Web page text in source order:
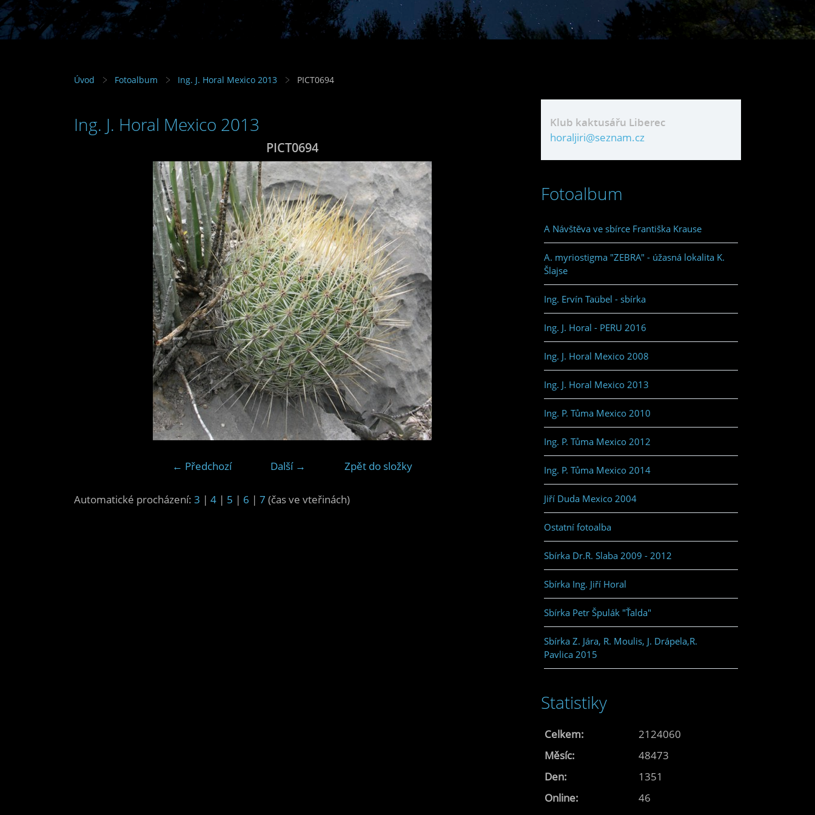
Úvod Fotoalbum Ing. J. Horal Mexico 2013 PICT0694
Ing. J. Horal Mexico 2013
PICT0694
← Předchozí Další → Zpět do složky
Automatické procházení: 3 | 4 | 5 | 6 | 7 (čas ve vteřinách)
Klub kaktusářu Liberec
horaljiri@seznam.cz
Fotoalbum
A Návštěva ve sbírce Františka Krause
A. myriostigma "ZEBRA" - úžasná lokalita K.
Šlajse
Ing. Ervín Taübel - sbírka
Ing. J. Horal - PERU 2016
Ing. J. Horal Mexico 2008
Ing. J. Horal Mexico 2013
Ing. P. Tůma Mexico 2010
Ing. P. Tůma Mexico 2012
Ing. P. Tůma Mexico 2014
Jiří Duda Mexico 2004
Ostatní fotoalba
Sbírka Dr.R. Slaba 2009 - 2012
Sbírka Ing. Jiří Horal
Sbírka Petr Špulák "Ťalda"
Sbírka Z. Jára, R. Moulis, J. Drápela,R.
Pavlica 2015
Statistiky
Online: 46
Celkem:
2124060
Měsíc:
48473
Den:
1351